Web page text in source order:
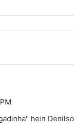
hein Denilso